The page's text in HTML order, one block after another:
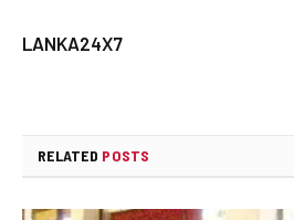
LANKA24X7
RELATED POSTS